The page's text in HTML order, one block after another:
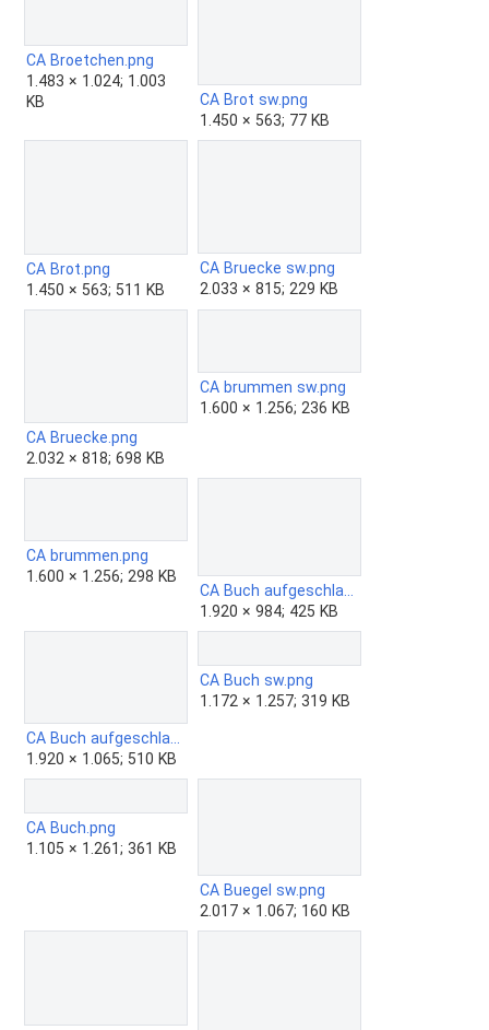
CA Broetchen.png
1.483 × 1.024; 1.003
KB
CA Brot sw.png
1.450 × 563; 77 KB
CA Brot.png
1.450 × 563; 511 KB
CA Bruecke sw.png
2.033 × 815; 229 KB
CA Bruecke.png
2.032 × 818; 698 KB
CA brummen sw.png
1.600 × 1.256; 236 KB
CA brummen.png
1.600 × 1.256; 298 KB
1.920 × 984; 425 KB
1.920 × 1.065; 510 KB
CA Buch sw.png
1.172 × 1.257; 319 KB
CA Buch.png
1.105 × 1.261; 361 KB
CA Buegel sw.png
2.017 × 1.067; 160 KB